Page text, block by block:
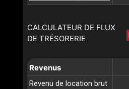
CALCULATEUR DE FLUX
DE TRÉSORERIE
Revenus
Revenu de location brut